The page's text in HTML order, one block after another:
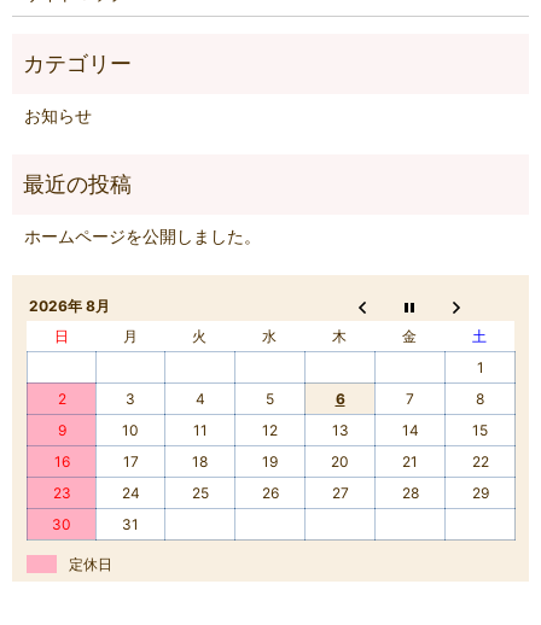
お知らせ
ホームページを公開しました。
2026年 8月
日
月 火 水 木 金
土
1
2
3 4 5 6 7
8
9
10 11 12 13 14
15
16
17 18 19 20 21
22
23
24 25 26 27 28
29
30
31
定休日